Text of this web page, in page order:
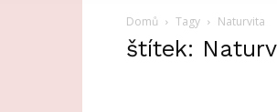
Domů Tagy Naturvita
štítek: